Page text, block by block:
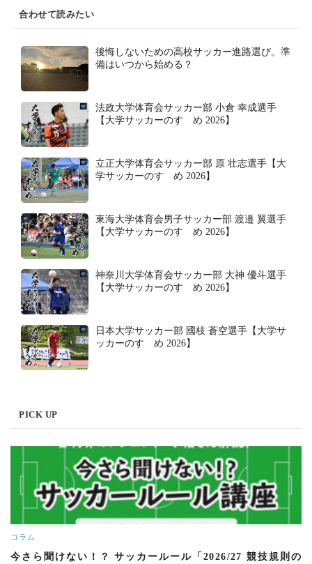
合わせて読みたい
後悔しないための高校サッカー進路選び。準
備はいつから始める？
法政大学体育会サッカー部 小倉 幸成選手
【大学サッカーのすゝめ 2026】
立正大学体育会サッカー部 原 壮志選手【大
学サッカーのすゝめ 2026】
東海大学体育会男子サッカー部 渡邉 翼選手
【大学サッカーのすゝめ 2026】
神奈川大学体育会サッカー部 大神 優斗選手
【大学サッカーのすゝめ 2026】
日本大学サッカー部 國枝 蒼空選手【大学サ
ッカーのすゝめ 2026】
PICK UP
コラム
今さら聞けない！？ サッカールール「2026/27 競技規則の